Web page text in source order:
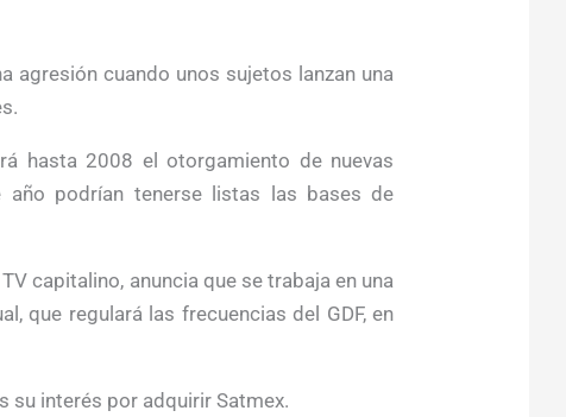
agresión cuando unos sujetos lanzan una
hasta 2008 el otorgamiento de nuevas
podrían tenerse listas las bases de
capitalino, anuncia que se trabaja en una
que regulará las frecuencias del GDF, en
su interés por adquirir Satmex.